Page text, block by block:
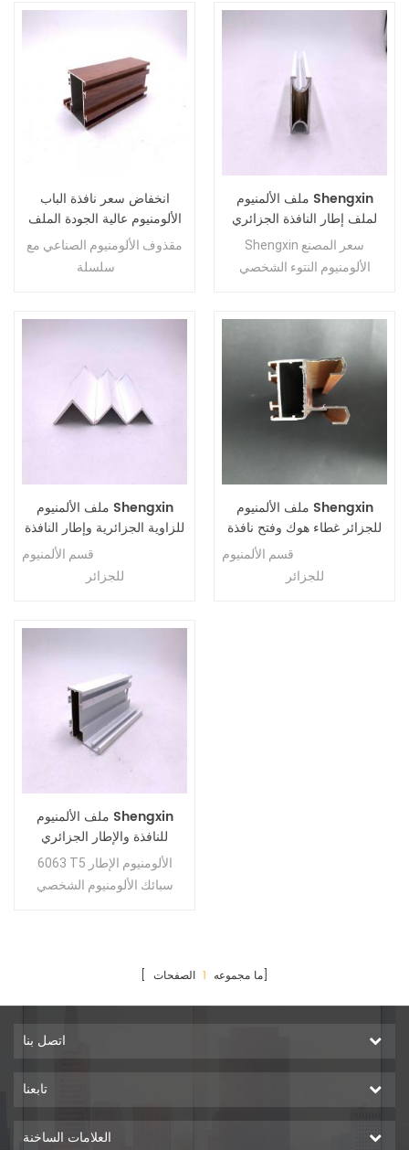
انخفاض سعر نافذة الباب
الألومنيوم عالية الجودة الملف
الشخصي للنافذة المنزلقة
الجزائر
مقذوف الألومنيوم الصناعي مع
ملف الألمنيوم Shengxin
لملف إطار النافذة الجزائري
Shengxin سعر المصنع
الألومنيوم النتوء الشخصي
ملف الألمنيوم Shengxin
للزاوية الجزائرية وإطار النافذة
قسم الألمنيوم Shengxin الرسم
للجزائر
ملف الألمنيوم Shengxin
للجزائر غطاء هوك وفتح نافذة
جانبيةقسم الألمنيوم Shengxin الرسم
للجزائر
ملف الألمنيوم Shengxin
للنافذة والإطار الجزائري
6063 T5 الألومنيوم الإطار
سبائك الألومنيوم الشخصي
[ ما مجموعه 1 الصفحات]
اتصل بنا
تابعنا
العلامات الساخنة